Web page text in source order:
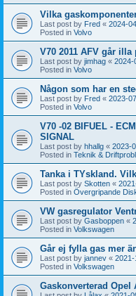
Vilka
Last post by Fred « 2024-
Posted in Volvo
V70 2011 AFV går illa
Last post by jimhag « 2024-
Posted in Volvo
Någon som har en
Last post by Fred « 2023-
Posted in Volvo
V70 -02 BIFUEL -
SIGNAL
Last post by hhallg « 2023-
Posted in Teknik &
Tanka i TYskland.
Last post by Skotten «
Posted in Övergripande
VW gasregulator
Last post by Gasboppen «
Posted in Volkswagen
Går ej fylla gas mer
Last post by jannev « 2021-
Posted in Volkswagen
Gaskonverterad Opel